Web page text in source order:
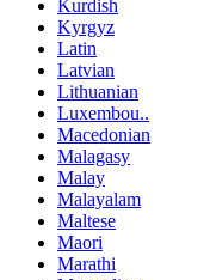
Kurdish
Kyrgyz
Latin
Latvian
Lithuanian
Luxembou..
Macedonian
Malagasy
Malay
Malayalam
Maltese
Maori
Marathi